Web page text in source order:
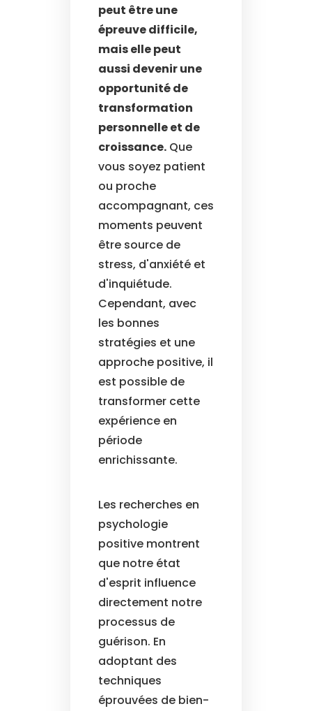
peut être une
épreuve difficile,
mais elle peut
aussi devenir une
opportunité de
transformation
personnelle et de
croissance.Que
vous soyez patient
ou proche
accompagnant, ces
moments peuvent
être source de
stress, d'anxiété et
d'inquiétude.
Cependant, avec
les bonnes
stratégies et une
approche positive, il
est possible de
transformer cette
expérience en
période
enrichissante.
Les recherches en
psychologie
positive montrent
que notre état
d'esprit influence
directement notre
processus de
guérison. En
adoptant des
techniques
éprouvées de bien-